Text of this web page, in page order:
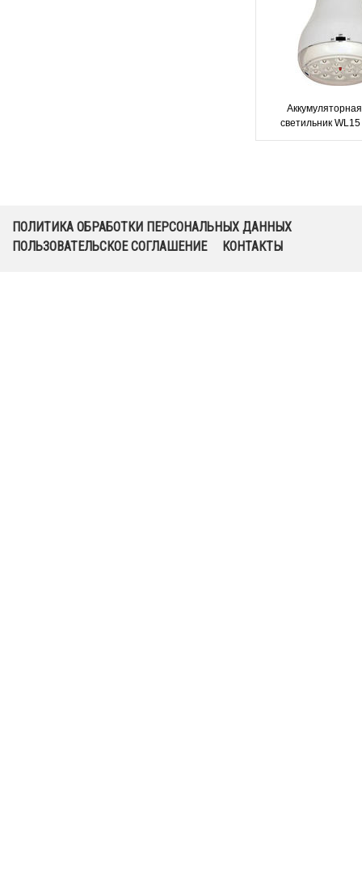
светильник
ПОЛИТИКА ОБРАБОТКИ ПЕРСОНАЛЬНЫХ ДАННЫХ
ПОЛЬЗОВАТЕЛЬСКОЕ СОГЛАШЕНИЕ
КОНТАКТЫ